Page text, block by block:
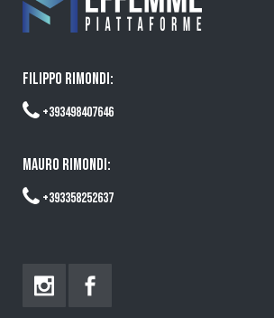
FILIPPO RIMONDI:
+393498407646
MAURO RIMONDI:
+393358252637